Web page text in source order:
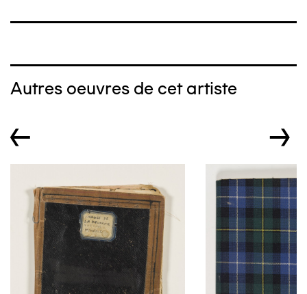
Autres oeuvres de cet artiste
← →